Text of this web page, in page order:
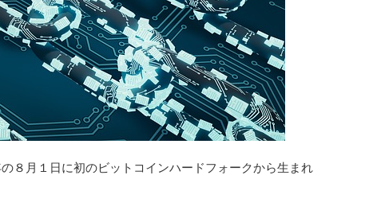
８月１日に初のビットコインハードフォークから生まれ